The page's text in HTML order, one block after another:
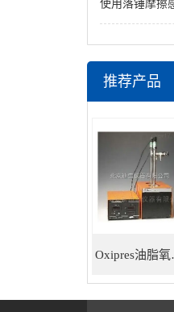
使用落锤摩擦感度
推荐产品